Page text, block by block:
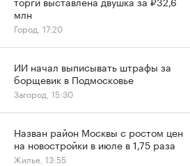
млн
Город, 17:20
ИИ начал выписывать штрафы за
борщевик в Подмосковье
Загород, 15:30
Назван район Москвы с ростом цен
на новостройки в июле в 1,75 раза
Жилье, 13:55